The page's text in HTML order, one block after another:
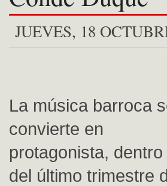
JUEVES, 18
La música barroca
convierte en
protagonista, dentro
del último trimestre